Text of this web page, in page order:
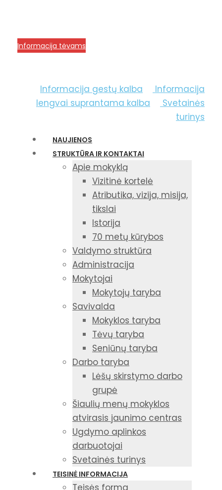
Informacija tėvams
Informacija gestų kalba
Informacija
lengvai suprantama kalba
Svetainės
turinys
NAUJIENOS
STRUKTŪRA IR KONTAKTAI
Apie mokyklą
Vizitinė kortelė
Atributika, vizija, misija,
tikslai
Istorija
70 metų kūrybos
Valdymo struktūra
Administracija
Mokytojai
Mokytojų taryba
Savivalda
Mokyklos taryba
Tėvų taryba
Seniūnų taryba
Darbo taryba
Lėšų skirstymo darbo
grupė
Šiaulių menų mokyklos
atvirasis jaunimo centras
Ugdymo aplinkos
darbuotojai
Svetainės turinys
TEISINĖ INFORMACIJA
Teisės forma